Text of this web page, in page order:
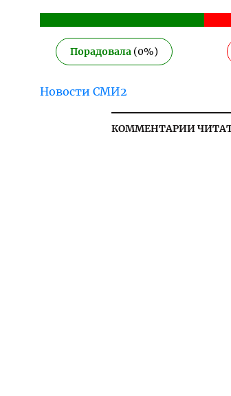
Порадовала (0%)
Новости СМИ2
КОММЕНТАРИИ